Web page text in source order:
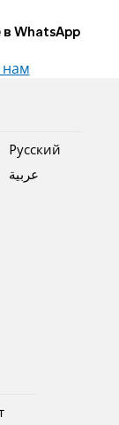
в WhatsApp
нам
Pусский
عربية